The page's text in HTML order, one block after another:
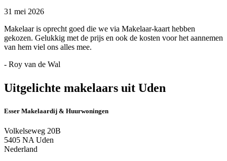
31 mei 2026
Makelaar is oprecht goed die we via Makelaar-kaart hebben
gekozen. Gelukkig met de prijs en ook de kosten voor het aannemen
van hem viel ons alles mee.
- Roy van de Wal
Uitgelichte makelaars uit Uden
Esser Makelaardij & Huurwoningen
Volkelseweg 20B
5405 NA Uden
Nederland